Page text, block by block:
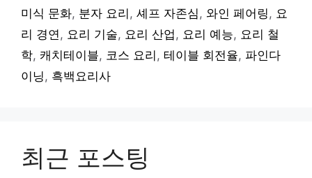
미식 문화, 분자 요리 , 셰프 자존심 , 와인 페어링 , 요
리 경연 , 요리 기술, 요리 산업 , 요리 예능, 요리 철
학, 캐치테이블, 코스 요리 , 테이블 회전율, 파인다
이닝 , 흑백요리사
최근 포스팅